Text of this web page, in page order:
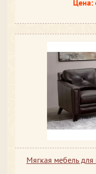
Цена:
Мягкая мебель для